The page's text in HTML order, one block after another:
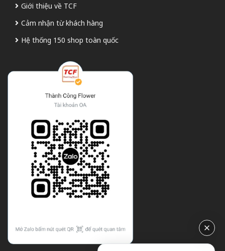
Giới thiệu về TCF
Cảm nhận từ khách hàng
Hệ thống 150 shop toàn quốc